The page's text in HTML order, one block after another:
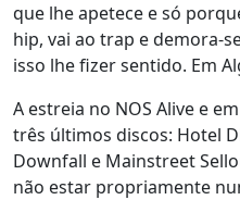
que lhe apetece e só
hip, vai ao trap e demora-
isso lhe fizer sentido. Em
A estreia no NOS Alive e
três últimos discos: Hotel
Downfall e Mainstreet
não estar propriamente